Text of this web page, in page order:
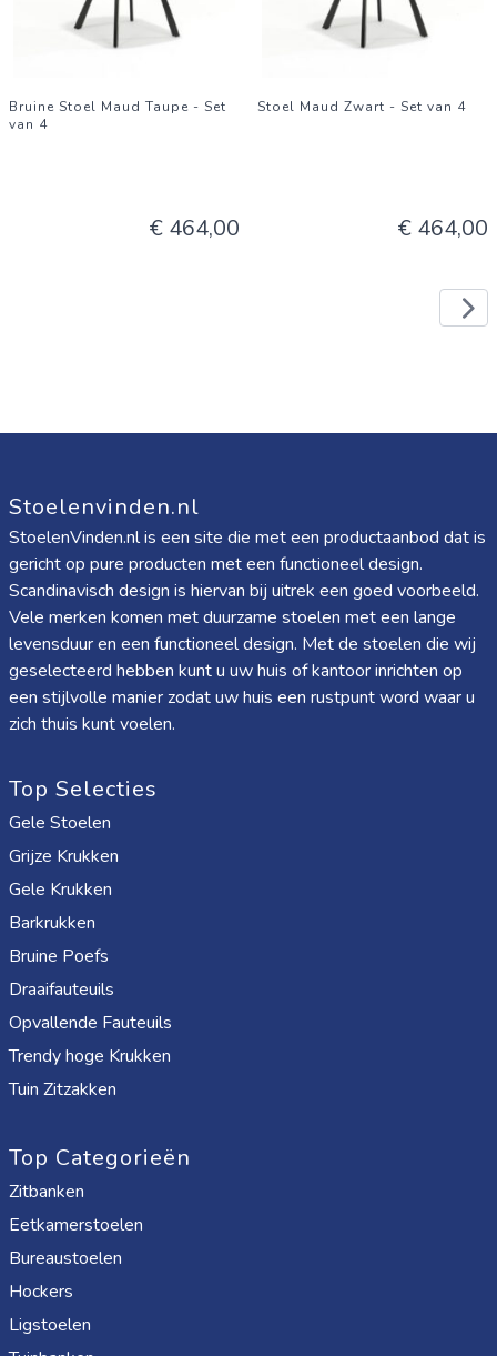
Bruine Stoel Maud Taupe - Set
van 4
€ 464,00
Stoel Maud Zwart - Set van 4
€ 464,00
Stoelenvinden.nl
StoelenVinden.nl is een site die met een productaanbod dat is
gericht op pure producten met een functioneel design.
Scandinavisch design is hiervan bij uitrek een goed voorbeeld.
Vele merken komen met duurzame stoelen met een lange
levensduur en een functioneel design. Met de stoelen die wij
geselecteerd hebben kunt u uw huis of kantoor inrichten op
een stijlvolle manier zodat uw huis een rustpunt word waar u
zich thuis kunt voelen.
Top Selecties
Gele Stoelen
Grijze Krukken
Gele Krukken
Barkrukken
Bruine Poefs
Draaifauteuils
Opvallende Fauteuils
Trendy hoge Krukken
Tuin Zitzakken
Top Categorieën
Zitbanken
Eetkamerstoelen
Bureaustoelen
Hockers
Ligstoelen